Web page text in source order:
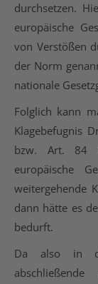
durchsetzen.
europäische
von Verstößen
der Norm
nationale
Folglich kann
Klagebefugnis
bzw. Art. 84
europäische
weitergehende
dann hätte es
bedurft.
Da also in